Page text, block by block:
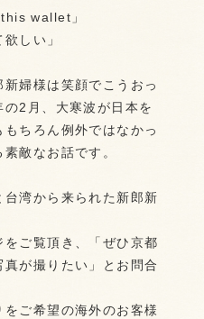
wallet」
しい」
婦様は笑顔でこうおっ
の2月、大寒波が日本を
ちろん例外ではなかっ
敵なお話です。
湾から来られた新郎新
ご覧頂き、「ぜひ京都
が撮りたい」とお問合
をご希望の海外のお客様